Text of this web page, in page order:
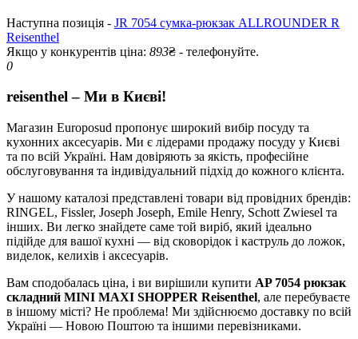
Наступна позиція - JR 7054 сумка-рюкзак ALLROUNDER R
Reisenthel
Якщо у конкурентів ціна: 893₴ - телефонуйте.
0
reisenthel – Ми в Києві!
Магазин Europosud пропонує широкий вибір посуду та
кухонних аксесуарів. Ми є лідерами продажу посуду у Києві
та по всій Україні. Нам довіряють за якість, професійне
обслуговування та індивідуальний підхід до кожного клієнта.
У нашому каталозі представлені товари від провідних брендів:
RINGEL, Fissler, Joseph Joseph, Emile Henry, Schott Zwiesel та
інших. Ви легко знайдете саме той виріб, який ідеально
підійде для вашої кухні — від сковорідок і каструль до ложок,
виделок, келихів і аксесуарів.
Вам сподобалась ціна, і ви вирішили купити AP 7054 рюкзак
складний MINI MAXI SHOPPER Reisenthel, але перебуваєте
в іншому місті? Не проблема! Ми здійснюємо доставку по всій
Україні — Новою Поштою та іншими перевізниками.